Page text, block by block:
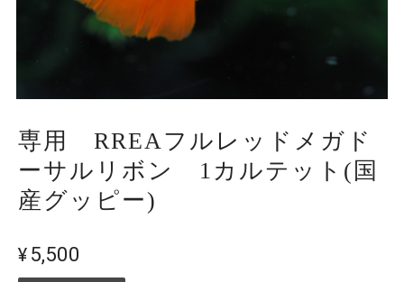
専用 RREAフルレッドメガド
ーサルリボン 1カルテット(国
産グッピー)
¥5,500